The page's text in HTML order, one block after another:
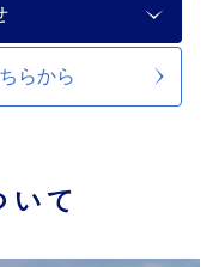
らから
いて